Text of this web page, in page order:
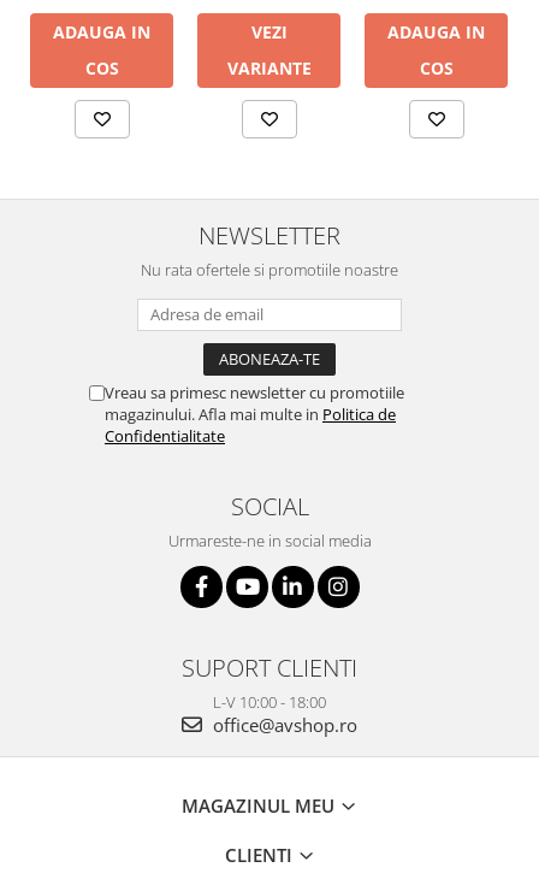
ADAUGA IN
COS
VEZI
VARIANTE
ADAUGA IN
COS
NEWSLETTER
Nu rata ofertele si promotiile noastre
Vreau sa primesc newsletter cu promotiile
magazinului. Afla mai multe in Politica de
Confidentialitate
SOCIAL
Urmareste-ne in social media
SUPORT CLIENTI
L-V 10:00 - 18:00
office@avshop.ro
MAGAZINUL MEU
CLIENTI